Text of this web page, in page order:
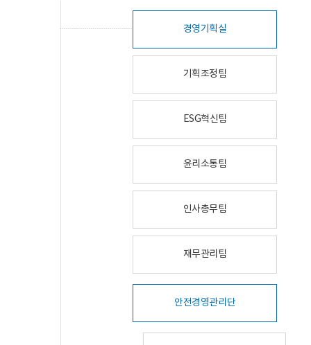
경영기획실
기획조정팀
ESG혁신팀
윤리소통팀
인사총무팀
재무관리팀
안전경영관리단